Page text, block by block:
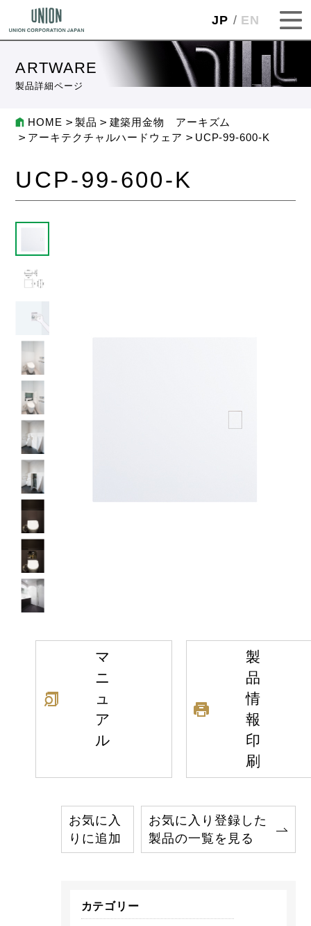
JP EN
ARTWARE
製品詳細ページ
HOME 製品
建築用金物 アーキズム
アーキテクチャルハードウェア
UCP-99-600-K
UCP-99-600-K
マ
ニ
ュ
ア
ル
製
品
情
報
印
刷
お気に入
りに追加
お気に入り登録した
製品の一覧を見る
カテゴリー